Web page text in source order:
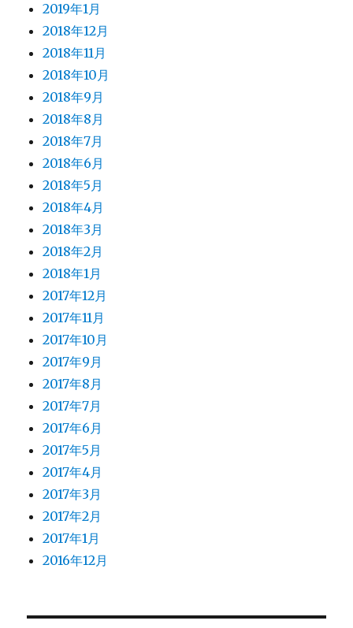
2019年1月
2018年12月
2018年11月
2018年10月
2018年9月
2018年8月
2018年7月
2018年6月
2018年5月
2018年4月
2018年3月
2018年2月
2018年1月
2017年12月
2017年11月
2017年10月
2017年9月
2017年8月
2017年7月
2017年6月
2017年5月
2017年4月
2017年3月
2017年2月
2017年1月
2016年12月